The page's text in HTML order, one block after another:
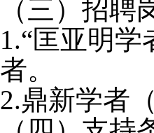
（三）招聘
1 .“匡亚明
者。
2.鼎新学者